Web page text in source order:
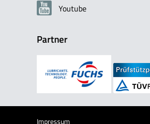
Youtube
Partner
Impressum